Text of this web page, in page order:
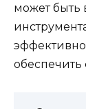
может быть
эффективно